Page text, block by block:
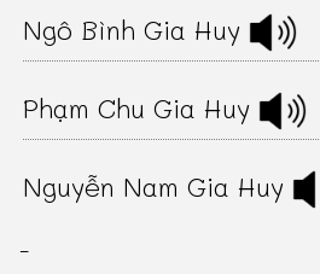
Ngô Bình Gia Huy
Phạm Chu Gia Huy
Nguyễn Nam Gia Huy
-